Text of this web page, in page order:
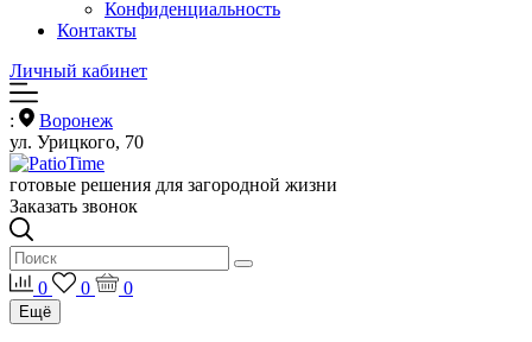
Конфиденциальность
Контакты
Личный кабинет
:
Воронеж
ул. Урицкого, 70
готовые решения для загородной жизни
Заказать звонок
0 0 0
Ещё